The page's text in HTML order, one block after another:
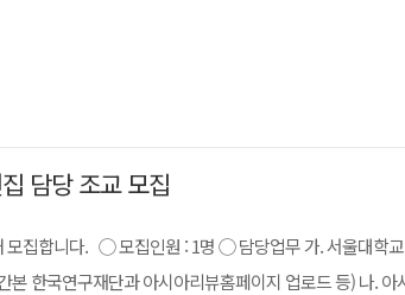
담당 조교 모집
모집합니다. ◯ 모집인원 : 1명 ◯ 담당업무 가. 서울대학
한국연구재단과 아시아리뷰홈페이지 업로드 등) 나. 아